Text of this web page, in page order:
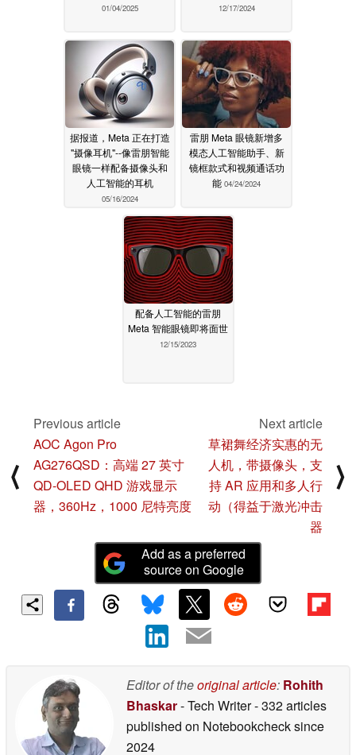
01/04/2025 12/17/2024
据报道，Meta 正在打造
"摄像耳机"--像雷朋智能
眼镜一样配备摄像头和
人工智能的耳机
05/16/2024
雷朋 Meta 眼镜新增多
模态人工智能助手、新
镜框款式和视频通话功
能 04/24/2024
配备人工智能的雷朋
Meta 智能眼镜即将面世
12/15/2023
⟨
Previous article
AOC Agon Pro
AG276QSD：高端 27 英寸
QD-OLED QHD 游戏显示
器，360Hz，1000 尼特亮度
Next article
草裙舞经济实惠的无
人机，带摄像头，支
持 AR 应用和多人行
动（得益于激光冲击
器
⟩
Add as a preferred
source on Google
Editor of theoriginal article: Rohith
Bhaskar- Tech Writer- 332 articles
published on Notebookchecksince
2024